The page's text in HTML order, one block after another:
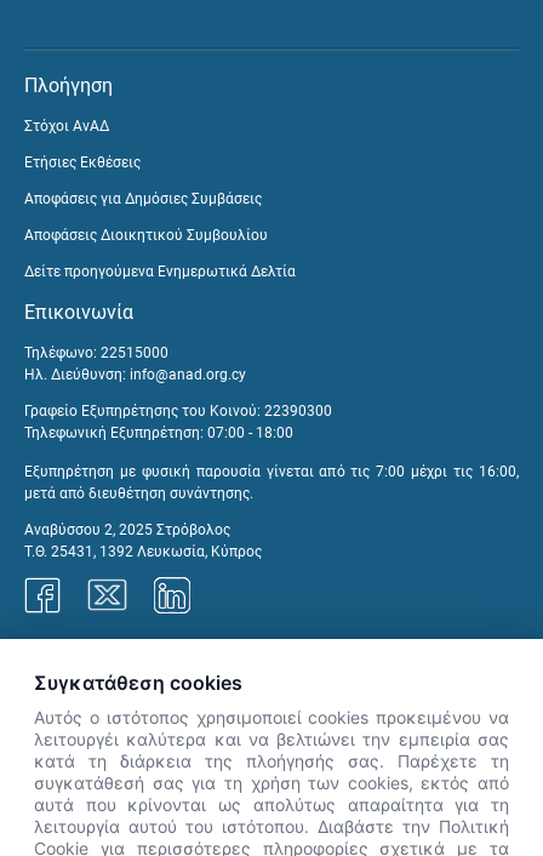
Πλοήγηση
Στόχοι ΑνΑΔ
Ετήσιες Εκθέσεις
Αποφάσεις για Δημόσιες Συμβάσεις
Αποφάσεις Διοικητικού Συμβουλίου
Δείτε προηγούμενα Ενημερωτικά Δελτία
Επικοινωνία
Τηλέφωνο: 22515000
Ηλ. Διεύθυνση: info@anad.org.cy
Γραφείο Εξυπηρέτησης του Κοινού: 22390300
Τηλεφωνική Εξυπηρέτηση: 07:00 - 18:00
Εξυπηρέτηση με φυσική παρουσία γίνεται από τις 7:00 μέχρι τις 16:00,
μετά από διευθέτηση συνάντησης.
Αναβύσσου 2, 2025 Στρόβολος
Τ.Θ. 25431, 1392 Λευκωσία, Κύπρος
👋 Καλώς ήρθες! Είμαι η Νόησις.
Πες μου πώς μπορώ να σε βοηθήσω
σήμερα.
Συγκατάθεση cookies
Αυτός ο ιστότοπος χρησιμοποιεί cookies προκειμένου να
λειτουργέι καλύτερα και να βελτιώνει την εμπειρία σας
κατά τη διάρκεια της πλοήγησής σας. Παρέχετε τη
συγκατάθεσή σας για τη χρήση των cookies, εκτός από
αυτά που κρίνονται ως απολύτως απαραίτητα για τη
λειτουργία αυτού του ιστότοπου. Διαβάστε την Πολιτική
Cookie για περισσότερες πληροφορίες σχετικά με τα